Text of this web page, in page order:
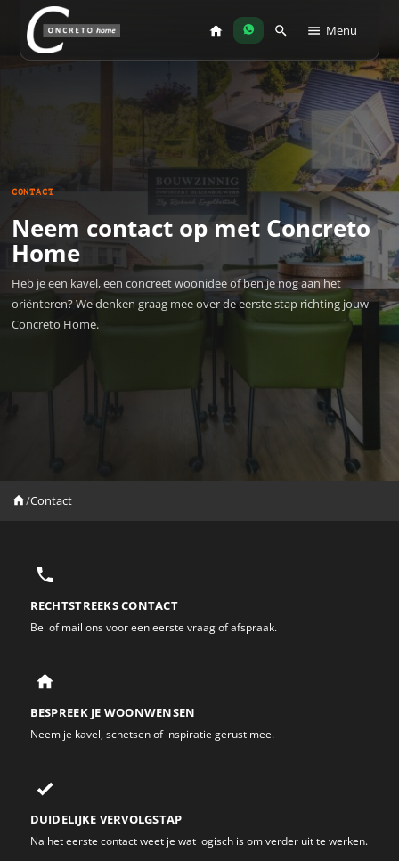
Menu
CONTACT
Neem contact op met Concreto
Home
Heb je een kavel, een concreet woonidee of ben je nog aan het
oriënteren? We denken graag mee over de eerste stap richting jouw
Concreto Home.
/Contact
RECHTSTREEKS CONTACT
Bel of mail ons voor een eerste vraag of afspraak.
BESPREEK JE WOONWENSEN
Neem je kavel, schetsen of inspiratie gerust mee.
DUIDELIJKE VERVOLGSTAP
Na het eerste contact weet je wat logisch is om verder uit te werken.